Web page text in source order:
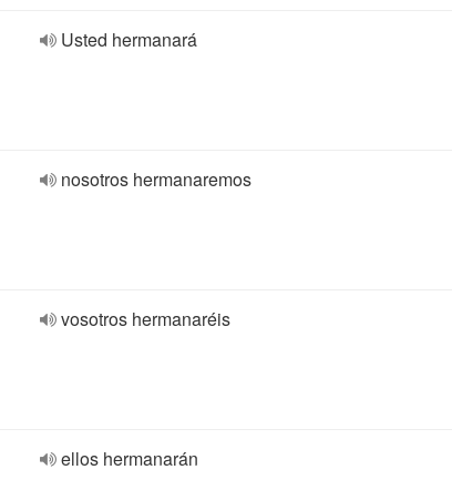
Usted hermanará
nosotros hermanaremos
vosotros hermanaréis
ellos hermanarán